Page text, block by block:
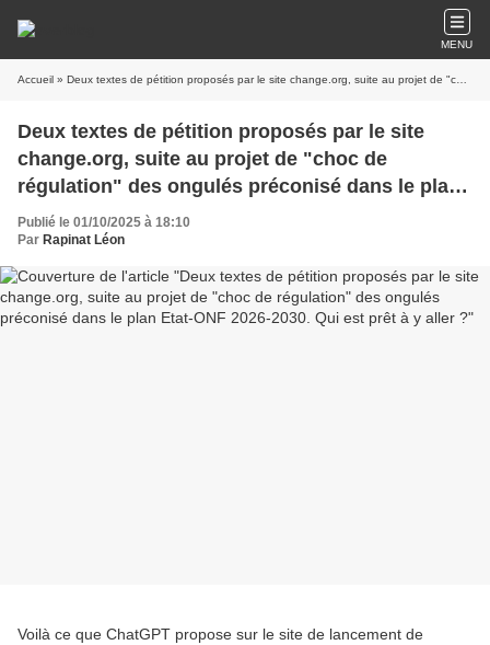
MENU
Accueil » Deux textes de pétition proposés par le site change.org, suite au projet de "choc de régulation" des ongulés préconisé dans le plan Etat-ONF 2026-2030. Qui est prêt à y aller ?
Deux textes de pétition proposés par le site
change.org, suite au projet de "choc de
régulation" des ongulés préconisé dans le plan
Etat-ONF 2026-2030. Qui est prêt à y aller ?
Publié le 01/10/2025 à 18:10
Par Rapinat Léon
Voilà ce que ChatGPT propose sur le site de lancement de